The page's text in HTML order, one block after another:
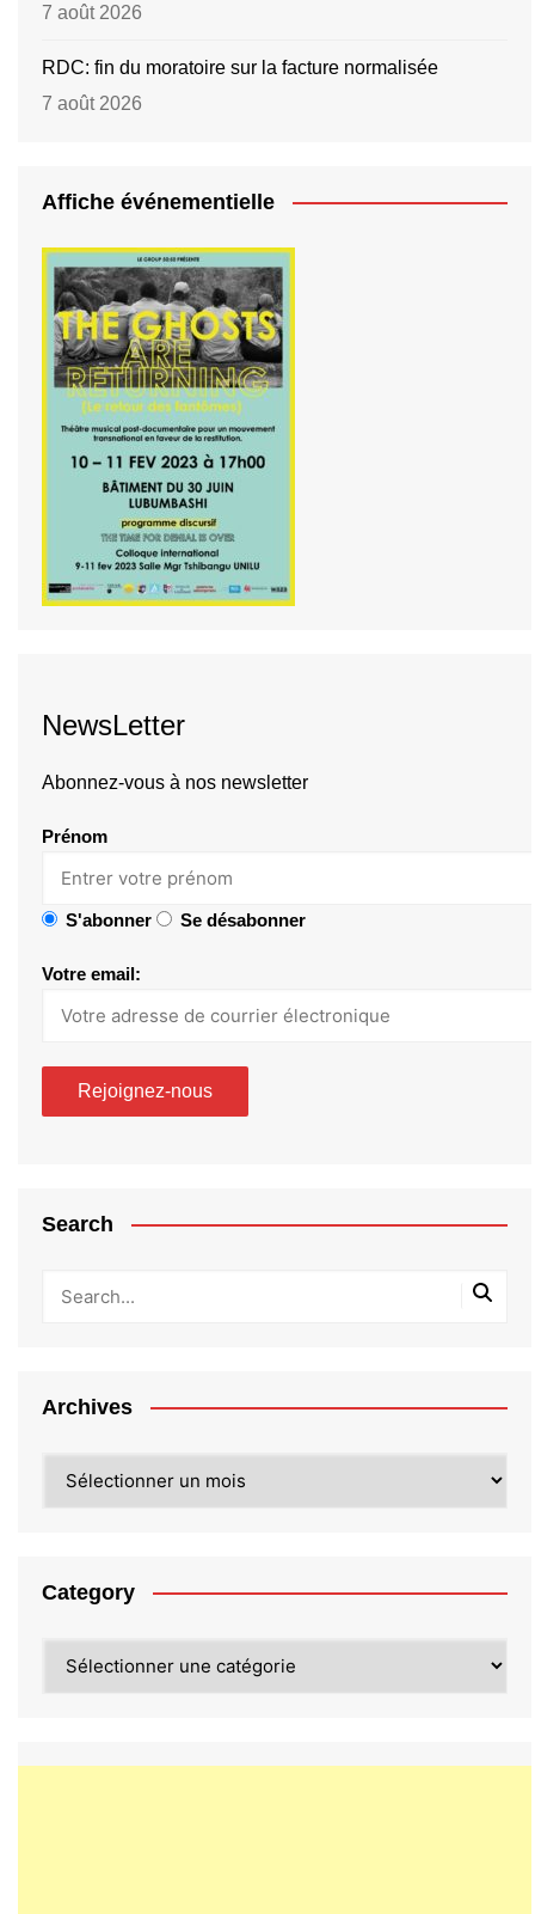
7 août 2026
RDC: fin du moratoire sur la facture normalisée
7 août 2026
Affiche événementielle
NewsLetter
Abonnez-vous à nos newsletter
Prénom
S'abonner Se désabonner
Votre email:
Search
Archives
Category